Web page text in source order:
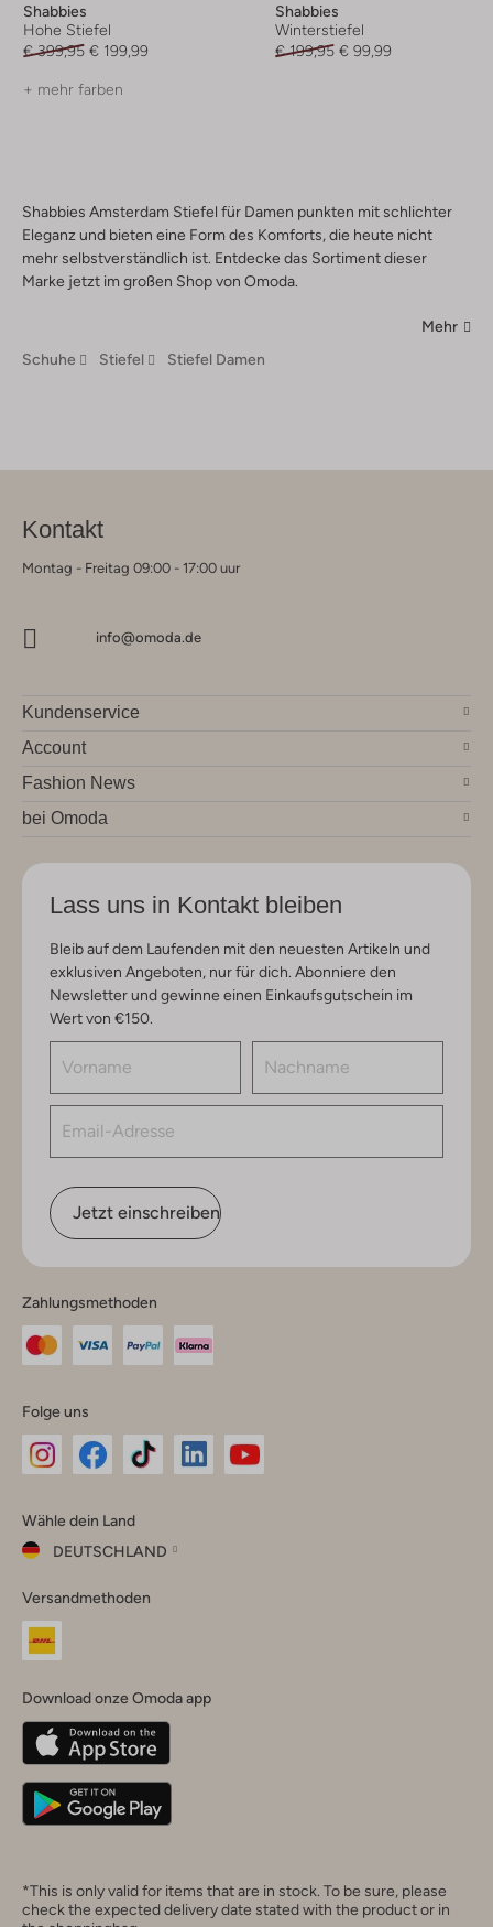
Shabbies
Hohe Stiefel
€ 399,95 € 199,99
+ mehr farben
Shabbies
Winterstiefel
€ 199,95 € 99,99
Shabbies Amsterdam Stiefel für Damen punkten mit schlichter
Eleganz und bieten eine Form des Komforts, die heute nicht
mehr selbstverständlich ist. Entdecke das Sortiment dieser
Marke jetzt im großen Shop von Omoda.
Mehr
Schuhe
Stiefel Stiefel Damen
Kontakt
Montag - Freitag 09:00 - 17:00 uur
info@omoda.de
Kundenservice
Account
Fashion News
bei Omoda
Lass uns in Kontakt bleiben
Bleib auf dem Laufenden mit den neuesten Artikeln und
exklusiven Angeboten, nur für dich. Abonniere den
Newsletter und gewinne einen Einkaufsgutschein im
Wert von €150.
Jetzt einschreiben
Zahlungsmethoden
Folge uns
Instagram
Facebook
TikTok
Wähle dein Land
DEUTSCHLAND
dein
Land
Belgique(Français)
Deutschland
Versandmethoden
Download onze Omoda app
*This is only valid for items that are in stock. To be sure, please
check the expected delivery date stated with the product or in